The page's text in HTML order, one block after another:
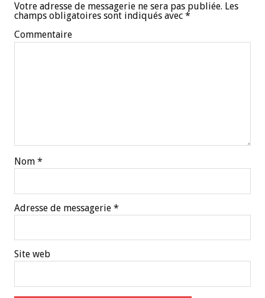
Votre adresse de messagerie ne sera pas publiée. Les
champs obligatoires sont indiqués avec *
Commentaire
Nom *
Adresse de messagerie *
Site web